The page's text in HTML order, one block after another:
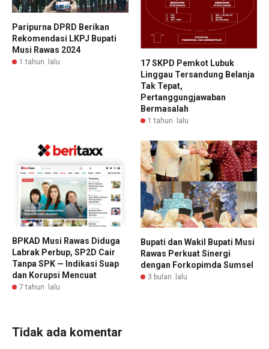
Paripurna DPRD Berikan
Rekomendasi LKPJ Bupati
Musi Rawas 2024
1 tahun lalu
17 SKPD Pemkot Lubuk
Linggau Tersandung Belanja
Tak Tepat,
Pertanggungjawaban
Bermasalah
1 tahun lalu
BPKAD Musi Rawas Diduga
Labrak Perbup, SP2D Cair
Tanpa SPK — Indikasi Suap
dan Korupsi Mencuat
7 tahun lalu
Bupati dan Wakil Bupati Musi
Rawas Perkuat Sinergi
dengan Forkopimda Sumsel
3 bulan lalu
Tidak ada komentar